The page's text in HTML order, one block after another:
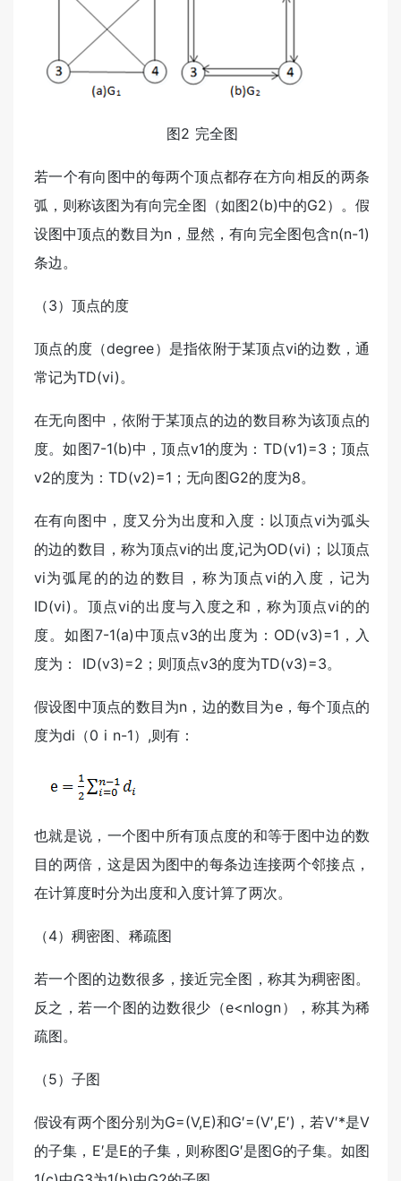
图2 完全图
若一个有向图中的每两个顶点都存在方向相反的两条
弧，则称该图为有向完全图（如图2(b)中的G2）。假
设图中顶点的数目为n，显然，有向完全图包含n(n-1)
条边。
（3）顶点的度
顶点的度（degree）是指依附于某顶点vi的边数，通
常记为TD(vi)。
在无向图中，依附于某顶点的边的数目称为该顶点的
度。如图7-1(b)中，顶点v1的度为：TD(v1)=3；顶点
v2的度为：TD(v2)=1；无向图G2的度为8。
在有向图中，度又分为出度和入度：以顶点vi为弧头
的边的数目，称为顶点vi的出度,记为OD(vi)；以顶点
vi为弧尾的的边的数目，称为顶点vi的入度，记为
ID(vi)。顶点vi的出度与入度之和，称为顶点vi的的
度。如图7-1(a)中顶点v3的出度为：OD(v3)=1，入
度为： ID(v3)=2；则顶点v3的度为TD(v3)=3。
假设图中顶点的数目为n，边的数目为e，每个顶点的
度为di（0 i n-1）,则有：
也就是说，一个图中所有顶点度的和等于图中边的数
目的两倍，这是因为图中的每条边连接两个邻接点，
在计算度时分为出度和入度计算了两次。
（4）稠密图、稀疏图
若一个图的边数很多，接近完全图，称其为稠密图。
反之，若一个图的边数很少（e<nlogn），称其为稀
疏图。
（5）子图
假设有两个图分别为G=(V,E)和G′=(V′,E′)，若V′*是V
的子集，E′是E的子集，则称图G′是图G的子集。如图